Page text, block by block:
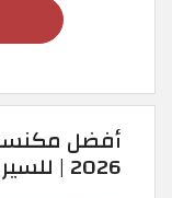
أفضل
2026 | للسيراميك والسجاد